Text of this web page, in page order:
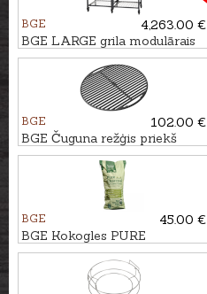
BGE
4,263.00 €
BGE LARGE grila modulārais
sistēmas kompl. ar plauktiem
BGE
102.00 €
BGE Čuguna režģis priekš
Large grila
BGE
45.00 €
BGE Kokogles PURE
CHARCOAL, 9kg